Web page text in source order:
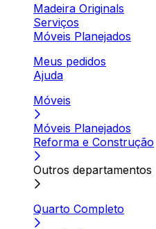
Madeira Originals
Serviços
Móveis Planejados
Meus pedidos
Ajuda
Móveis
Móveis Planejados
Reforma e Construção
Outros departamentos
Quarto Completo